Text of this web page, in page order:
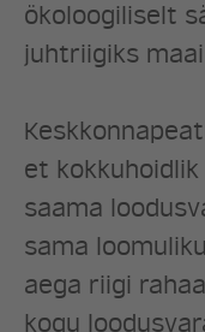
LÖÖ
ökoloogiliselt
juhtriigiks
et
saama
sama
aega riigi
kogu